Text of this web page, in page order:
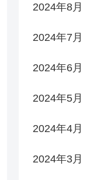
2024年8月
2024年7月
2024年6月
2024年5月
2024年4月
2024年3月